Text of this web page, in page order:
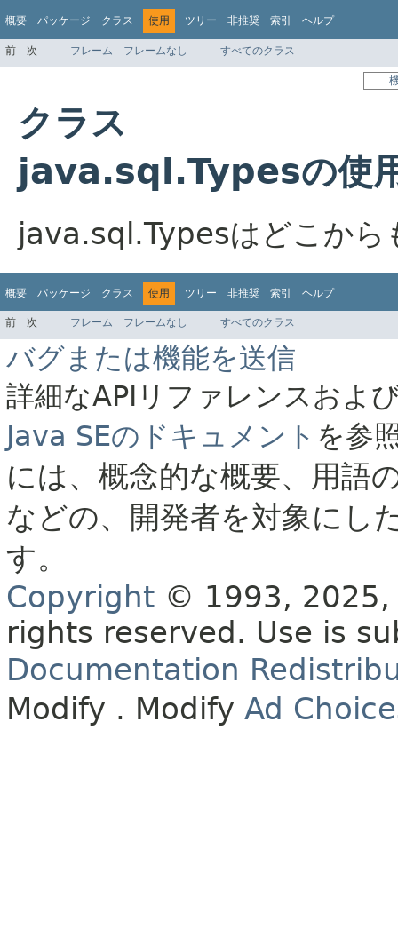
概要 パッケージ クラス 使用 ツリー 非推奨 索引 ヘルプ
前 次 フレーム フレームなし すべてのクラス
クラス
java.sql.Typesの使
java.sql.Typesはどこから
概要 パッケージ クラス 使用 ツリー 非推奨 索引 ヘルプ
前 次 フレーム フレームなし すべてのクラス
バグまたは機能を送信
詳細なAPIリファレンスおよ
Java SEのドキュメント を参
には、概念的な概要、用語
などの、開発者を対象にし
す。
Copyright © 1993,
rights reserved. Use is
Documentation
Modify . Modify Ad